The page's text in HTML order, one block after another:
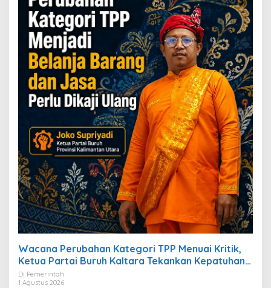
Wacana Perubahan Kategori TPP Menuai Kritik,
Ketua Partai Buruh Kaltara Tekankan Kepatuhan
Regulasi
Di Pemerintah
1 Agustus 2026